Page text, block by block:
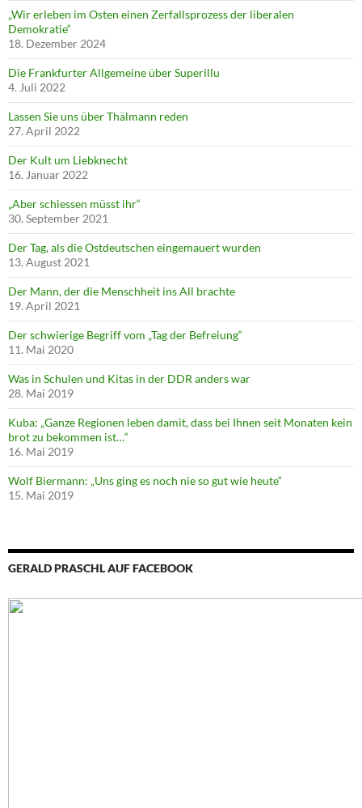
„Wir erleben im Osten einen Zerfallsprozess der liberalen
Demokratie“
18. Dezember 2024
Die Frankfurter Allgemeine über Superillu
4. Juli 2022
Lassen Sie uns über Thälmann reden
27. April 2022
Der Kult um Liebknecht
16. Januar 2022
„Aber schiessen müsst ihr“
30. September 2021
Der Tag, als die Ostdeutschen eingemauert wurden
13. August 2021
Der Mann, der die Menschheit ins All brachte
19. April 2021
Der schwierige Begriff vom „Tag der Befreiung“
11. Mai 2020
Was in Schulen und Kitas in der DDR anders war
28. Mai 2019
Kuba: „Ganze Regionen leben damit, dass bei Ihnen seit Monaten kein
brot zu bekommen ist…“
16. Mai 2019
Wolf Biermann: „Uns ging es noch nie so gut wie heute“
15. Mai 2019
GERALD PRASCHL AUF FACEBOOK